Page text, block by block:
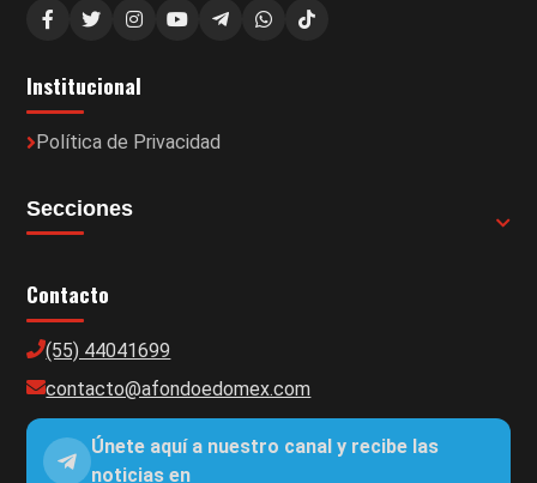
Institucional
Política de Privacidad
Secciones
Contacto
(55) 44041699
contacto@afondoedomex.com
Únete aquí a nuestro canal y recibe las
noticias en